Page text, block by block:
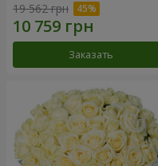
19 562 грн
Заказать